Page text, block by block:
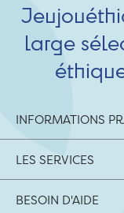
large
INFORMATIONS
LES SERVICES
BESOIN D'AIDE